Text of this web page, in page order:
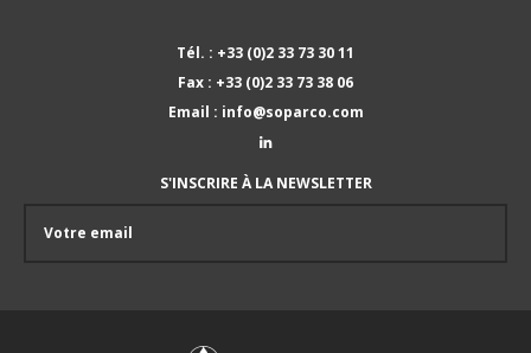
Tél. : +33 (0)2 33 73 30 11
Fax : +33 (0)2 33 73 38 06
Email : info@soparco.com
S'INSCRIRE À LA NEWSLETTER